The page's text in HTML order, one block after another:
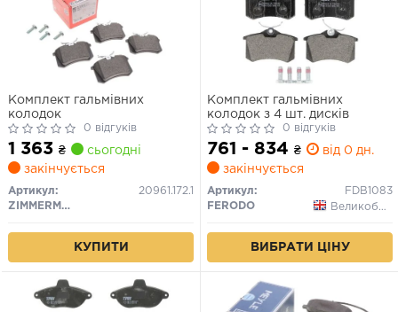
Комплект гальмівних
колодок
0 відгуків
1 363 ₴
сьогодні
закінчується
Артикул:
20961.172.1
ZIMMERMANN
КУПИТИ
Комплект гальмівних
колодок з 4 шт. дисків
0 відгуків
761 - 834 ₴
від 0 дн.
закінчується
Артикул:
FDB1083
FERODO
Великобританія
ВИБРАТИ ЦІНУ